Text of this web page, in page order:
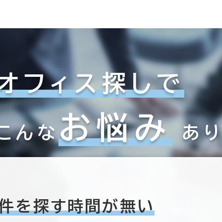
フィス探しで
んな お悩み あ
を探す時間が無い